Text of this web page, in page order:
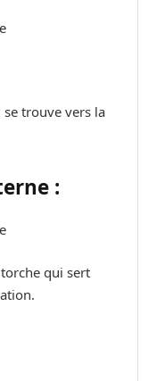
se trouve vers la
:
torche qui sert